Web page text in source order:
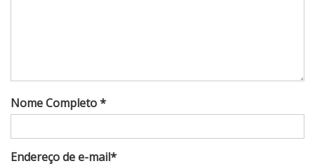
Nome Completo *
Endereço de e-mail*